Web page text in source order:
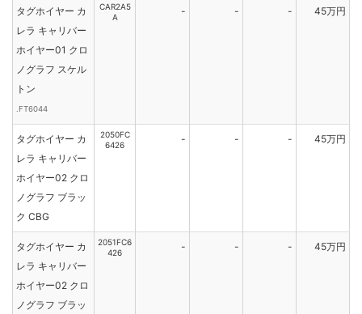
タグホイヤー カ
レラ キャリバー
ホイヤー01 クロ
ノグラフ スケル
トン
.FT6044
CAR2A5
A
- - - 45万円
タグホイヤー カ
レラ キャリバー
ホイヤー02 クロ
ノグラフ ブラッ
ク CBG
2050FC
6426
- - - 45万円
タグホイヤー カ
レラ キャリバー
ホイヤー02 クロ
ノグラフ ブラッ
2051FC6
426
- - - 45万円